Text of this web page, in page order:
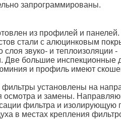
запрограммированы.
из профилей и
стали с алюцинковым
звуко- и теплоизоляции -
большие инспекционные
и профиль имеют
установлены на
осмотра и замены.
фильтра и изолирующую
в местах крепления